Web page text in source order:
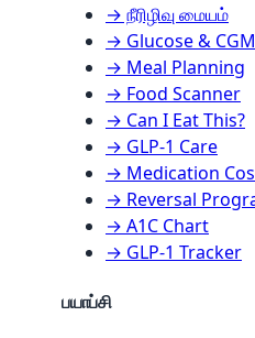
→ நீரிழிவு மையம்
→ Glucose & CGM
→ Meal Planning
→ Food Scanner
→ Can I Eat This?
→ GLP-1 Care
→ Medication
→ Reversal
→ A1C Chart
→ GLP-1 Tracker
பயாப்சி